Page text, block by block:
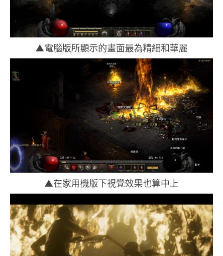
▲電腦版所顯示的畫面最為精細和華麗
▲在家用機版下視覺效果也算中上